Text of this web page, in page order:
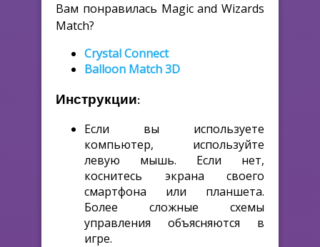
Вам понравилась Magic and Wizards
Match?
Crystal Connect
Balloon Match 3D
Инструкции:
Если вы используете
компьютер, используйте
левую мышь. Если нет,
коснитесь экрана своего
смартфона или планшета.
Более сложные схемы
управления объясняются в
игре.